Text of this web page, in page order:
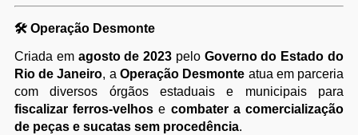
🛠️ Operação Desmonte
Criada em agosto de 2023 pelo Governo do Estado do
Rio de Janeiro, aOperação Desmonte atua em parceria
com diversos órgãos estaduais e municipais para
fiscalizar ferros-velhos e combater a comercialização
de peças e sucatas sem procedência.